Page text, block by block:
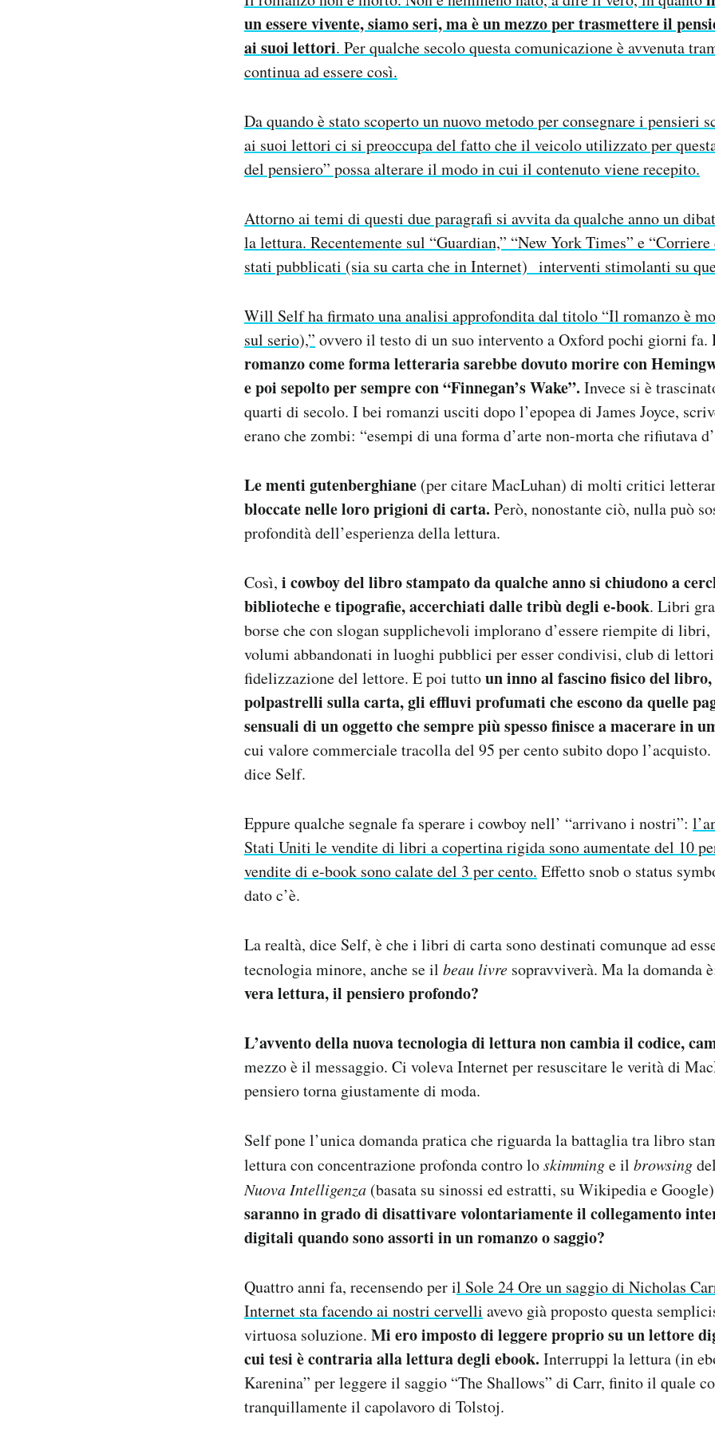
un essere vivente, siamo seri, ma è un mezzo per trasmettere il
ai suoi lettori. Per qualche secolo questa comunicazione è avvenuta
continua ad essere così.
Da quando è stato scoperto un nuovo metodo per consegnare i pensieri
ai suoi lettori ci si preoccupa del fatto che il veicolo utilizzato per
del pensiero” possa alterare il modo in cui il contenuto viene recepito.
Attorno ai temi di questi due paragrafi si avvita da qualche anno un
la lettura. Recentemente sul “Guardian,” “New York Times” e “Corriere
stati pubblicati (sia su carta che in Internet) interventi stimolanti su
Will Self ha firmatouna analisi approfondita dal titolo “Il romanzo è
sul serio),” ovvero il testo di un suo intervento a Oxford pochi giorni
romanzo come forma letteraria sarebbe dovuto morire con
e poi sepolto per sempre con “Finnegan’s Wake”. Invece si è
quarti di secolo. I bei romanzi usciti dopo l’epopea di James Joyce,
erano che zombi: “esempi di una forma d’arte non-morta che rifiutava
Le menti gutenberghiane (per citare MacLuhan) di molti critici
bloccate nelle loro prigioni di carta. Però, nonostante ciò, nulla può
profondità dell’esperienza della lettura.
Così, i cowboy del libro stampato da qualche anno si chiudono a
biblioteche e tipografie, accerchiati dalle tribù degli e-book. Libri
borse che con slogan supplichevoli implorano d’essere riempite di
volumi abbandonati in luoghi pubblici per esser condivisi, club di
fidelizzazione del lettore. E poi tuttoun inno al fascino fisico del
polpastrelli sulla carta, gli effluvi profumati che escono da quelle
sensuali di un oggetto che sempre più spesso finisce a macerare in
cui valore commerciale tracolla del 95 per cento subito dopo
dice Self.
Eppure qualche segnale fa sperare i cowboy nell’ “arrivano i nostri”:
Stati Uniti le vendite di libri a copertina rigida sono aumentate del 10
vendite di e-book sono calate del 3 per cento. Effetto snob o status
dato c’è.
La realtà, dice Self, è che i libri di carta sono destinati comunque ad
tecnologia minore, anche se il beau livre sopravviverà. Ma la domanda
vera lettura, il pensiero profondo?
L’avvento della nuova tecnologia di lettura non cambia il codice,
mezzo è il messaggio. Ci voleva Internet per resuscitare le verità di
pensiero torna giustamente di moda.
Self pone l’unica domanda pratica che riguarda la battaglia tra libro
lettura con concentrazione profonda contro loskimminge il browsing
Nuova Intelligenza (basata su sinossi ed estratti, su Wikipedia e
saranno in grado di disattivare volontariamente il collegamento
digitali quando sono assorti in un romanzo o saggio?
Quattro anni fa, recensendo per il Sole 24 Ore un saggio di Nicholas
Internet sta facendo ai nostri cervelli avevo già proposto questa
virtuosa soluzione. Mi ero imposto di leggere proprio su un lettore
cui tesi è contraria alla lettura degli ebook. Interruppi la lettura (in
Karenina” per leggere il saggio “The Shallows” di Carr, finito il quale
tranquillamente il capolavoro di Tolstoj.